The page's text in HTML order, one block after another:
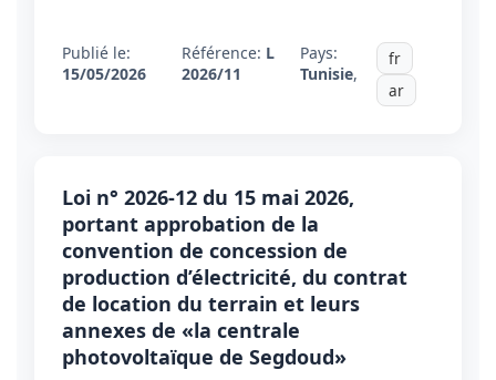
Publié le:
15/05/2026
Référence: L
2026/11
Pays:
Tunisie,
fr
ar
Loi n° 2026-12 du 15 mai 2026,
portant approbation de la
convention de concession de
production d’électricité, du contrat
de location du terrain et leurs
annexes de «la centrale
photovoltaïque de Segdoud»